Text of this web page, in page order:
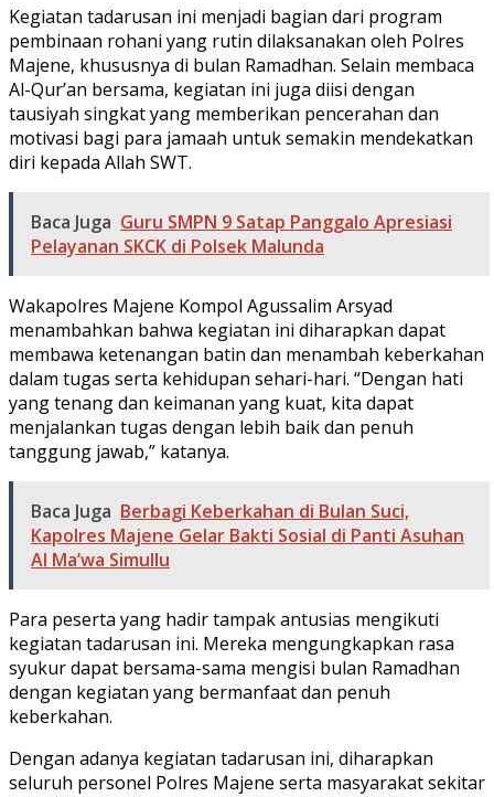
Kegiatan tadarusan ini menjadi bagian dari program
pembinaan rohani yang rutin dilaksanakan oleh Polres
Majene, khususnya di bulan Ramadhan. Selain membaca
Al-Qur’an bersama, kegiatan ini juga diisi dengan
tausiyah singkat yang memberikan pencerahan dan
motivasi bagi para jamaah untuk semakin mendekatkan
diri kepada Allah SWT.
Baca Juga Guru SMPN 9 Satap Panggalo Apresiasi
Pelayanan SKCK di Polsek Malunda
Wakapolres Majene Kompol Agussalim Arsyad
menambahkan bahwa kegiatan ini diharapkan dapat
membawa ketenangan batin dan menambah keberkahan
dalam tugas serta kehidupan sehari-hari. “Dengan hati
yang tenang dan keimanan yang kuat, kita dapat
menjalankan tugas dengan lebih baik dan penuh
tanggung jawab,” katanya.
Baca Juga Berbagi Keberkahan di Bulan Suci,
Kapolres Majene Gelar Bakti Sosial di Panti Asuhan
Al Ma’wa Simullu
Para peserta yang hadir tampak antusias mengikuti
kegiatan tadarusan ini. Mereka mengungkapkan rasa
syukur dapat bersama-sama mengisi bulan Ramadhan
dengan kegiatan yang bermanfaat dan penuh
keberkahan.
Dengan adanya kegiatan tadarusan ini, diharapkan
seluruh personel Polres Majene serta masyarakat sekitar